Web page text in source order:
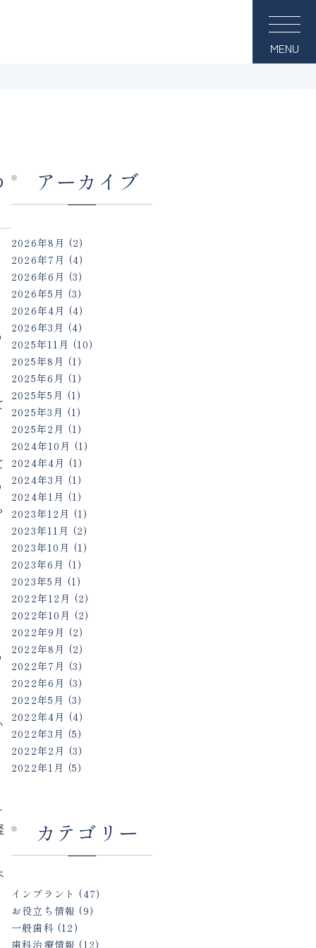
MENU
アーカイブ
2026年8月 (2)
2026年7月 (4)
2026年6月 (3)
2026年5月 (3)
2026年4月 (4)
2026年3月 (4)
2025年11月 (10)
2025年8月 (1)
2025年6月 (1)
2025年5月 (1)
2025年3月 (1)
2025年2月 (1)
2024年10月 (1)
2024年4月 (1)
2024年3月 (1)
2024年1月 (1)
2023年12月 (1)
2023年11月 (2)
2023年10月 (1)
2023年6月 (1)
2023年5月 (1)
2022年12月 (2)
2022年10月 (2)
2022年9月 (2)
2022年8月 (2)
2022年7月 (3)
2022年6月 (3)
2022年5月 (3)
2022年4月 (4)
2022年3月 (5)
2022年2月 (3)
2022年1月 (5)
カテゴリー
インプラント (47)
お役立ち情報 (9)
一般歯科 (12)
歯科治療情報 (12)